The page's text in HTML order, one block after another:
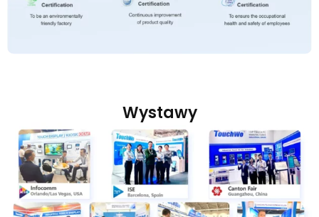
Wystawy